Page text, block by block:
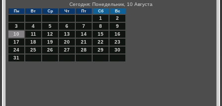
Сегодня: Понедельник, 10 Августа
Пн Вт Ср Чт Пт Сб Вс
1
2
3
4 5 6 7 8
9
10
11 12 13 14 15
16
17
18 19 20 21 22
23
24
25 26 27 28 29
30
31